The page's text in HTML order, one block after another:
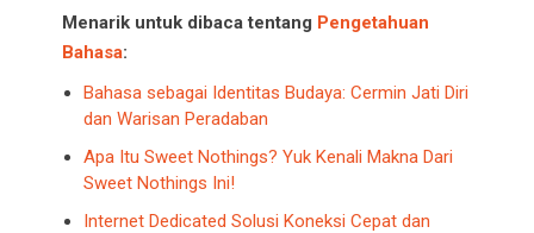
Menarik untuk dibaca tentang Pengetahuan
Bahasa:
Bahasa sebagai Identitas Budaya: Cermin Jati Diri
dan Warisan Peradaban
Apa Itu Sweet Nothings? Yuk Kenali Makna Dari
Sweet Nothings Ini!
Internet Dedicated Solusi Koneksi Cepat dan